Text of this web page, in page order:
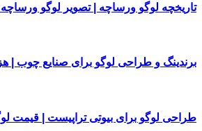
تاریخچه لوگو ورساچه | تصویر لوگو
برندینگ و طراحی لوگو برای صنایع چوب |
طراحی لوگو برای بیوتی تراپیست | قیمت